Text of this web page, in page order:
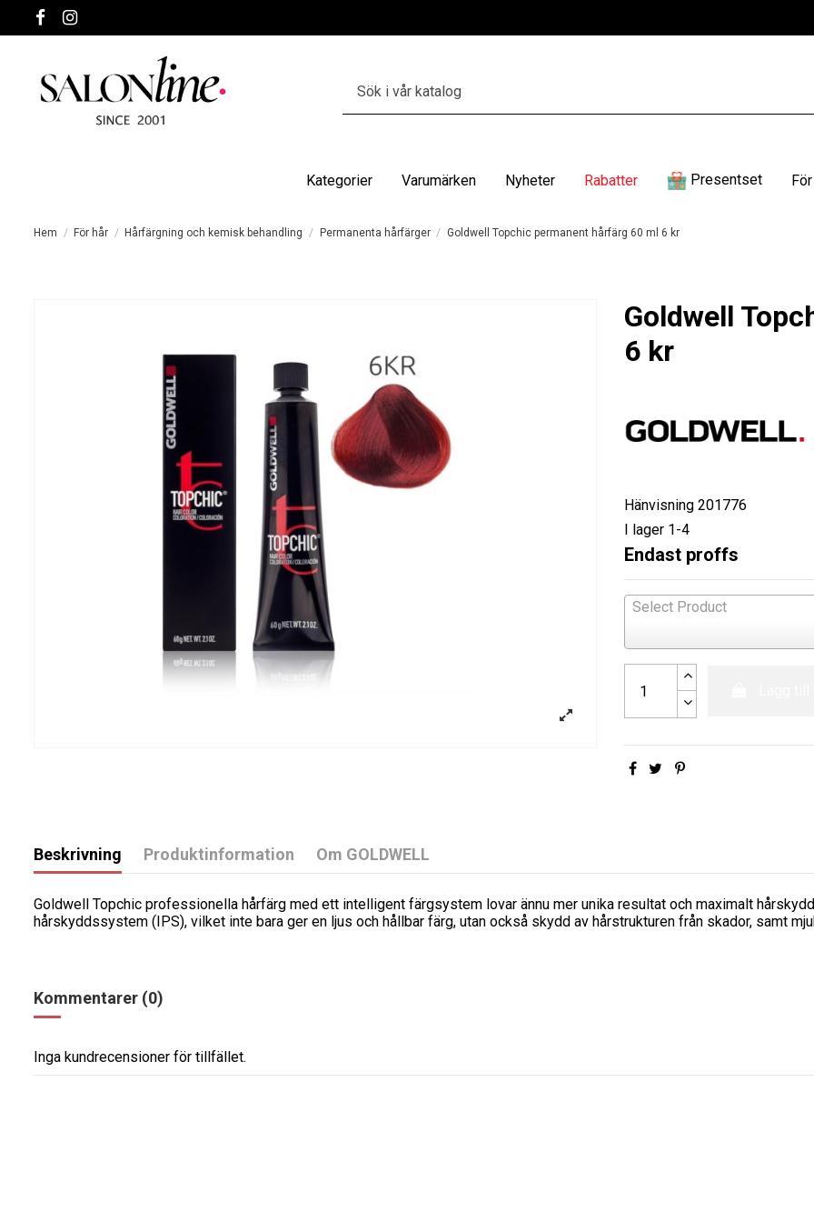
Kategorier Varumärken Nyheter Rabatter Presentset
Hem För hår Hårfärgning och kemisk behandling Permanenta hårfärger Goldwell Topchic permanent hårfärg 60 ml 6 kr
Goldwell
6 kr
Hänvisning 201776
I lager 1-4
Endast proffs
Select Product
Beskrivning Produktinformation Om GOLDWELL
Goldwell Topchic professionella hårfärg med ett intelligent färgsystem lovar ännu mer unika resultat och maximalt
hårskyddssystem (IPS), vilket inte bara ger en ljus och hållbar färg, utan också skydd av hårstrukturen från skador, samt
Kommentarer (0)
Inga kundrecensioner för tillfället.